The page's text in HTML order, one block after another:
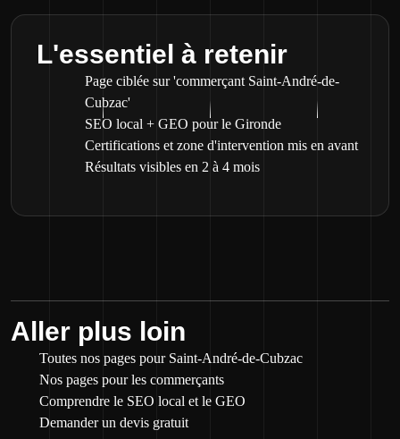
L'essentiel à retenir
Page ciblée sur 'commerçant Saint-André-de-
Cubzac'
SEO local + GEO pour le Gironde
Certifications et zone d'intervention mis en avant
Résultats visibles en 2 à 4 mois
Aller plus loin
Toutes nos pages pour Saint-André-de-Cubzac
Nos pages pour les commerçants
Comprendre le SEO local et le GEO
Demander un devis gratuit